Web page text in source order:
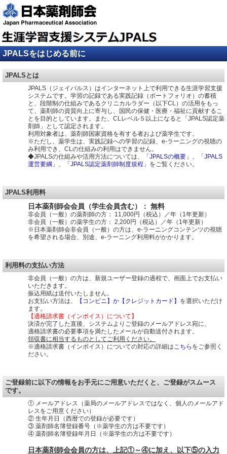
JPALSをはじめる前に
JPALSとは
JPALS（ジェイパルス）はインターネット上で利用できる生涯学習支援
システムです。学習の記録である実践記録（ポートフォリオ）の蓄積
と、段階制の仕組みであるクリニカルラダー（以下CL）の活用をもっ
て、薬剤師の資質向上に寄与し、国民の保健・医療・福祉に貢献するこ
とを目的としています。また、CLレベル５以上になると「JPALS認定薬
剤師」として認定されます。
利用対象者は、薬剤師国家資格を有する者および薬学生です。
※ただし、薬学生は、実践記録への学習の記録、e-ラーニングの視聴の
み利用でき、CLの仕組みの利用はできません。
◆JPALSの仕組みや活用方法については、
「JPALSの概要」
「JPALS
運営要綱」
「JPALS認定薬剤師制度規程」 をご覧ください。
JPALS利用料
日本薬剤師会会員（学生会員含む）： 無料
非会員（一般）の薬剤師の方： 11,000円（税込）／年（1年更新）
非会員（一般）の薬学生の方： 2,200円（税込）／年（1年更新）
※日本薬剤師会非会員（一般）の方は、e-ラーニングコンテンツの視聴
を希望される場合、別途、e-ラーニング利用料がかかります。
利用料の支払い方法
非会員（一般）の方は、新規ユーザー登録の過程で、画面上でお支払い
いただきます。
振込用紙は送付いたしません。
お支払い方法は、
【コンビニ】か【クレジットカード】 を選択いただけ
ます。
【適格請求書（インボイス）について】
決済が完了した直後、システムよりご登録のメールアドレス宛に、
適格請求書の必要事項を満たしたメールが自動送付されます。
領収書に相当するものとしてご利用ください。
※適格請求書（インボイス）についての対応の詳細は こちら をご参照く
ださい。
ご登録前に以下の情報をお手元にご用意いただくと、ご登録がスムース
です。
① メールアドレス（薬局のメールアドレスではなく、個人のメールアド
レスをご用意ください）
② 生年月日（西暦での登録が必要です）
③ 薬剤師名簿登録番号（※薬学生の方は不要です）
④ 薬剤師名簿登録年月日（※薬学生の方は不要です）
日本薬剤師会会員の方は、上記①～④に加え、以下⑤の入力